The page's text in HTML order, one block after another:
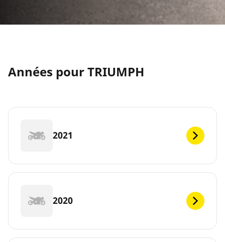
Années pour TRIUMPH
2021
2020